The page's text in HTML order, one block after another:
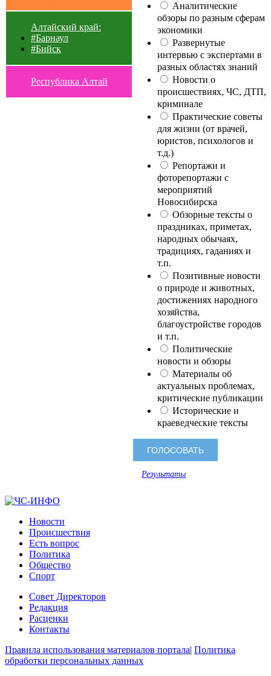
Алтайский край:
#Барнаул
#Бийск
Республика Алтай
Аналитические
обзоры по разным сферам
экономики
Развернутые
интервью с экспертами в
разных областях знаний
Новости о
происшествиях, ЧС, ДТП,
криминале
Практические советы
для жизни (от врачей,
юристов, психологов и
т.д.)
Репортажи и
фоторепортажи с
мероприятий
Новосибирска
Обзорные тексты о
праздниках, приметах,
народных обычаях,
традициях, гаданиях и
т.п.
Позитивные новости
о природе и животных,
достижениях народного
хозяйства,
благоустройстве городов
и т.п.
Политические
новости и обзоры
Материалы об
актуальных проблемах,
критические публикации
Исторические и
краеведческие тексты
Результаты
Новости
Происшествия
Есть вопрос
Политика
Общество
Спорт
Совет Директоров
Редакция
Расценки
Контакты
Правила использования материалов портала| Политика
обработки персональных данных